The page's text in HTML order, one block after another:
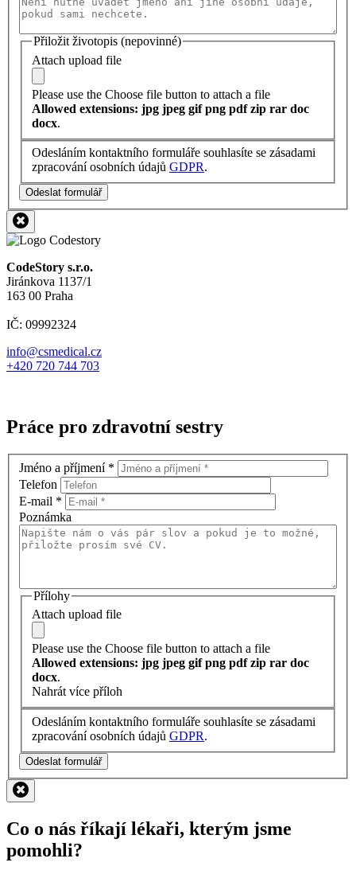
Přiložit životopis (nepovinné)
Attach upload file
Please use the Choose file button to attach a file
Allowed extensions: jpg jpeg gif png pdf zip rar doc
docx.
Odesláním kontaktního formuláře souhlasíte se zásadami
zpracování osobních údajů GDPR.
Odeslat formulář
CodeStory s.r.o.
Jiránkova 1137/1
163 00 Praha
IČ: 09992324
info@csmedical.cz
+420 720 744 703
Práce pro zdravotní sestry
Jméno a příjmení *
Telefon
E-mail *
Poznámka
Přílohy
Attach upload file
Please use the Choose file button to attach a file
Allowed extensions: jpg jpeg gif png pdf zip rar doc
docx.
Nahrát více příloh
Odesláním kontaktního formuláře souhlasíte se zásadami
zpracování osobních údajů GDPR.
Odeslat formulář
Co o nás říkají lékaři, kterým jsme
pomohli?